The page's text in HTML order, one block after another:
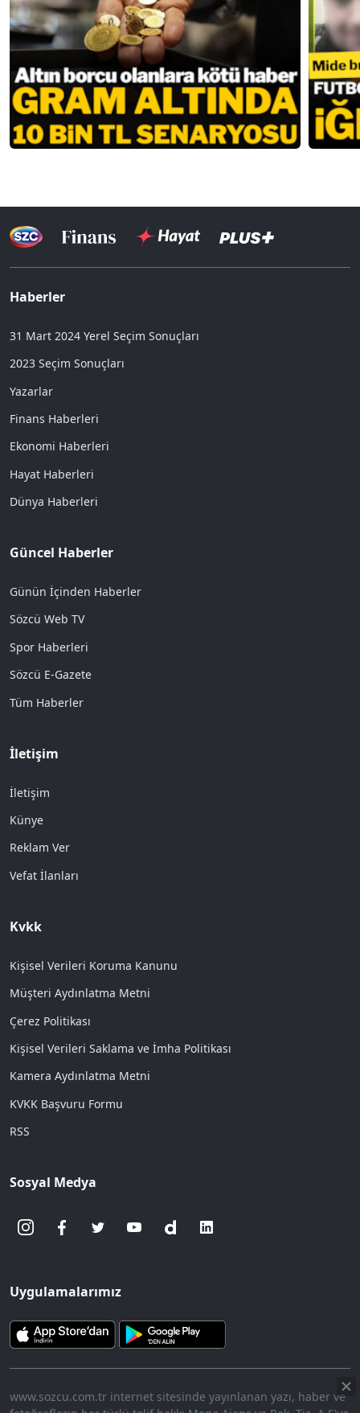
Haberler
31 Mart 2024 Yerel Seçim Sonuçları
2023 Seçim Sonuçları
Yazarlar
Finans Haberleri
Ekonomi Haberleri
Hayat Haberleri
Dünya Haberleri
Güncel Haberler
Günün İçinden Haberler
Sözcü Web TV
Spor Haberleri
Sözcü E-Gazete
Tüm Haberler
İletişim
İletişim
Künye
Reklam Ver
Vefat İlanları
Kvkk
Kişisel Verileri Koruma Kanunu
Müşteri Aydınlatma Metni
Çerez Politikası
Kişisel Verileri Saklama ve İmha Politikası
Kamera Aydınlatma Metni
KVKK Başvuru Formu
RSS
Sosyal Medya
Uygulamalarımız
www.sozcu.com.tr internet sitesinde yayınlanan yazı, haber ve